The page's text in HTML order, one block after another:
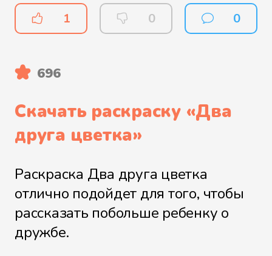
1 0 0
696
Скачать раскраску «Два
друга цветка»
Раскраска Два друга цветка
отлично подойдет для того, чтобы
рассказать побольше ребенку о
дружбе.